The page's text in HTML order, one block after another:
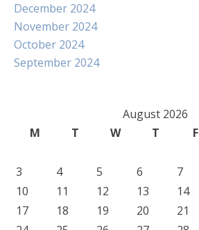
December 2024
November 2024
October 2024
September 2024
August 2026
M
T W T F
3
4 5 6 7
10
11 12 13 14
17
18 19 20 21